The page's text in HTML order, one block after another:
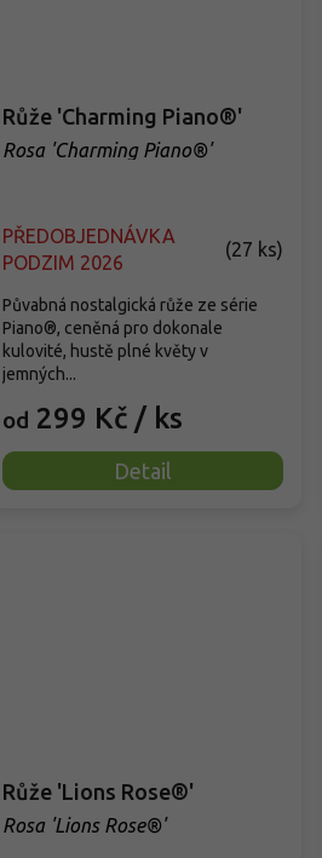
Růže 'Charming Piano®'
Rosa 'Charming Piano®'
PŘEDOBJEDNÁVKA
PODZIM 2026
(27 ks)
od 299 Kč / ks
Detail
Půvabná nostalgická růže ze série
Piano®, ceněná pro dokonale
kulovité, hustě plné květy v
jemných...
Růže 'Lions Rose®'
Rosa 'Lions Rose®'